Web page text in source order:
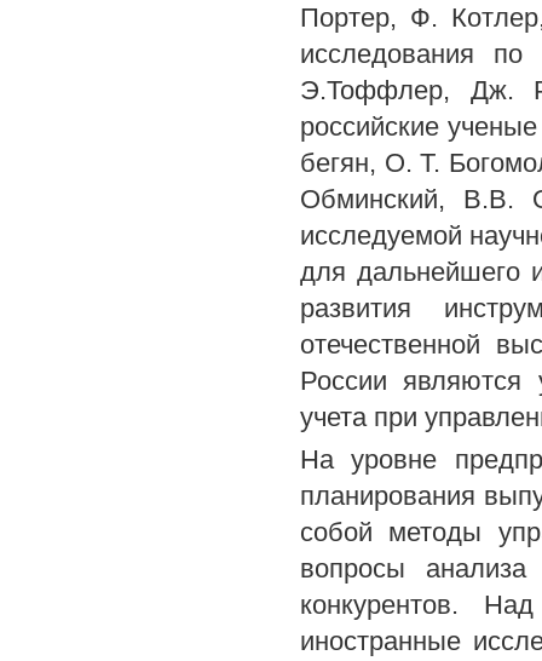
Портер, Ф.
исследования по
Э.Тоффлер, Дж.
российские
бегян, О. Т.
Обминский, В.В.
исследуемой
для дальнейшего
развития
отечественной
России являются
учета при
На уровне
планирования
собой методы
вопросы
конкурентов.
иностранные